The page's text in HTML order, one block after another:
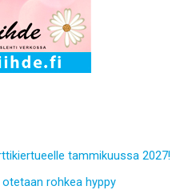
tammikuussa 2027!
rohkea hyppy